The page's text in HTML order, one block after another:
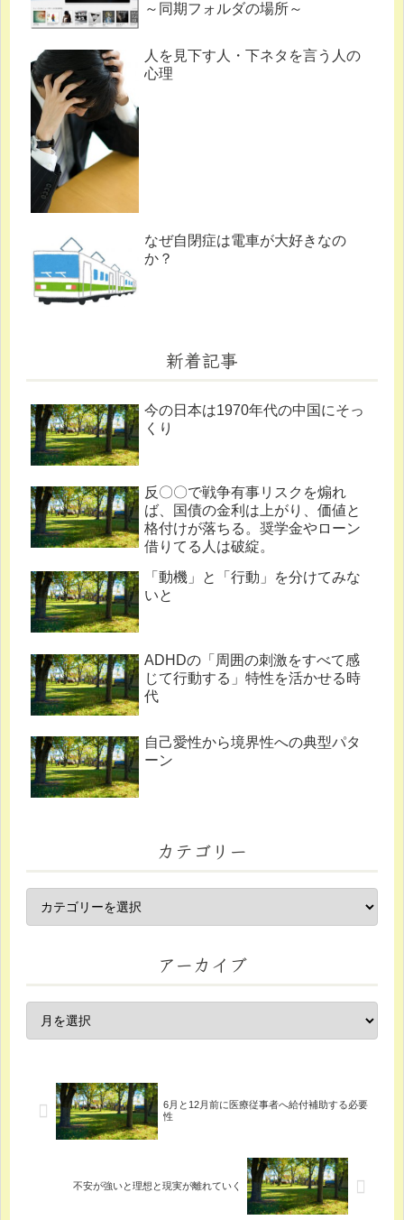
～同期フォルダの場所～
人を見下す人・下ネタを言う人の
心理
なぜ自閉症は電車が大好きなの
か？
新着記事
今の日本は1970年代の中国にそっ
くり
反〇〇で戦争有事リスクを煽れ
ば、国債の金利は上がり、価値と
格付けが落ちる。奨学金やローン
借りてる人は破綻。
「動機」と「行動」を分けてみな
いと
ADHDの「周囲の刺激をすべて感
じて行動する」特性を活かせる時
代
自己愛性から境界性への典型パタ
ーン
カテゴリー
アーカイブ
6月と12月前に医療従事者へ給付補助する必要
性
不安が強いと理想と現実が離れていく